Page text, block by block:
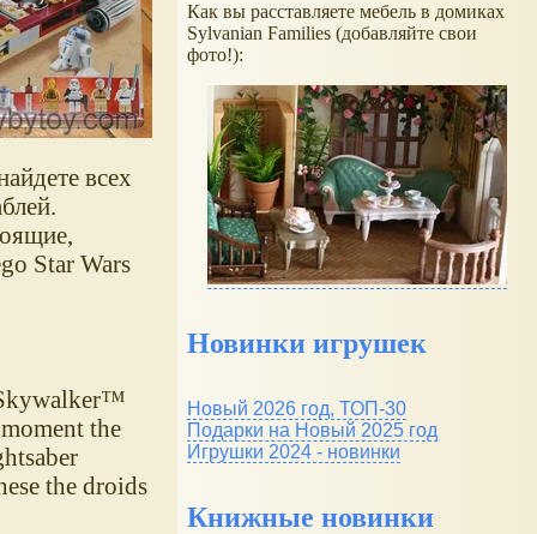
всех
Star Wars
the
the droids
Как вы расставляете мебель в домиках
Sylvanian Families (добавляйте свои
фото!):
Новинки игрушек
Новый 2026 год, ТОП-30
Подарки на Новый 2025 год
Игрушки 2024 - новинки
Книжные новинки